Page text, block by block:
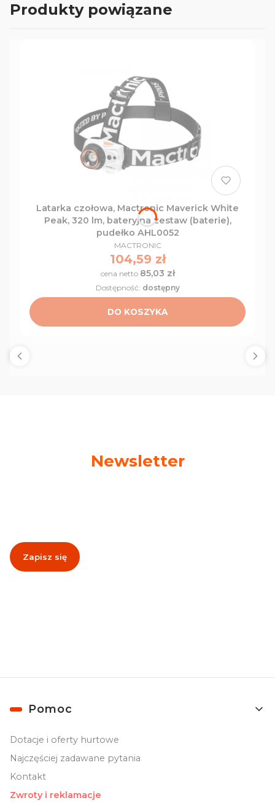
Produkty powiązane
Latarka czołowa, Mactronic Maverick White
Peak, 320 lm, bateryjna zestaw (baterie),
pudełko AHL0052
PRODUCENT
MACTRONIC
Cena
104,59 zł
Cena 85,03 zł
DO KOSZYKA
Dostępność: dostępny
Newsletter
Zapisz się
Linki w stopce
Pomoc
Dotacje i oferty hurtowe
Najczęściej zadawane pytania
Kontakt
Zwroty i reklamacje